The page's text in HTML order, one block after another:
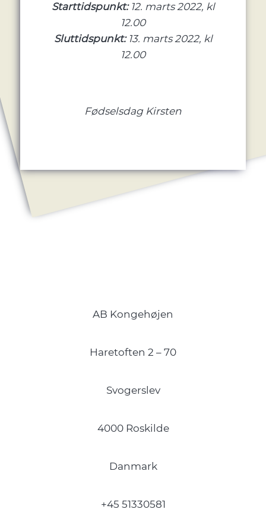
Starttidspunkt: 12. marts 2022, kl
12.00
Sluttidspunkt: 13. marts 2022, kl
12.00
Fødselsdag Kirsten
AB Kongehøjen
Haretoften 2 – 70
Svogerslev
4000 Roskilde
Danmark
+45 51330581